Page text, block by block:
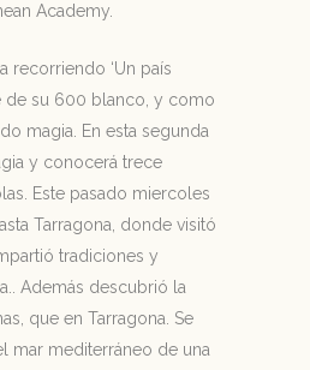
Academy.
recorriendo ‘Un país
de su 600 blanco, y como
magia. En esta segunda
y conocerá trece
Este pasado miercoles
Tarragona, donde visitó
tradiciones y
Además descubrió la
que en Tarragona. Se
mar mediterráneo de una